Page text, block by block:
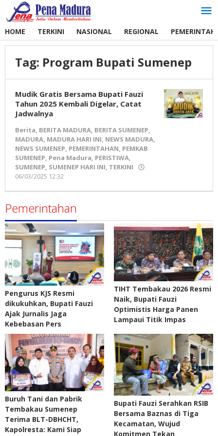
Lewati
ke
HOME TERKINI NASIONAL REGIONAL
Tag: Program Bupati Sumenep
Mudik Gratis Bersama Bupati Fauzi
Tahun 2025 Kembali Digelar, Catat
Jadwalnya
Berita, BERITA MADURA, BERITA SUMENEP,
MADURA, MADURA HARI INI, NEWS MADURA,
NEWS SUMENEP, PEMERINTAHAN, PEMKAB
SUMENEP, Pena Madura, PERISTIWA,
SUMENEP, SUMENEP HARI INI, TERKINI
06/03/2025 12:32
Madura
Pemerintahan
Pengurus KJS Resmi
dikukuhkan, Bupati Fauzi
Ajak Jurnalis Jaga
Kebebasan Pers
TIHT Tembakau 2026 Resmi
Naik, Bupati Fauzi
Optimistis Harga Panen
Lampaui Titik Impas
Buruh Tani dan Pabrik
Tembakau Sumenep
Terima BLT-DBHCHT,
Kapolresta: Kami Siap
Bupati Fauzi Serahkan RSIB
Bersama Baznas di Tiga
Kecamatan, Wujud
Komitmen Tekan